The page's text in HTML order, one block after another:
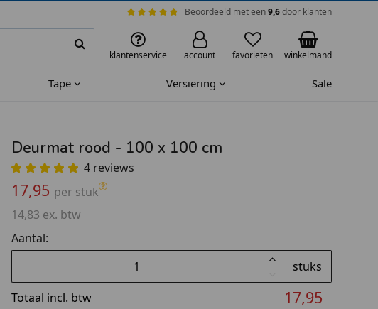
Beoordeeld met een9,6door klanten
klantenservice account favorieten winkelmand
Tape Versiering Sale
Deurmat rood - 100 x 100 cm
4 reviews
17,95 per stuk
14,83 ex. btw
Aantal:
stuks
Totaal incl. btw
17,95